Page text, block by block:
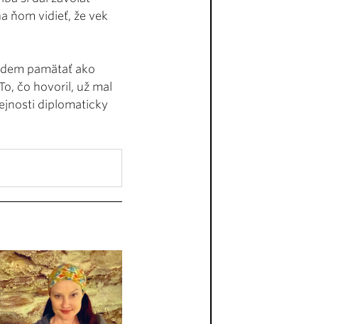
ňom vidieť, že vek
pamätať ako
čo hovoril, už mal
diplomaticky